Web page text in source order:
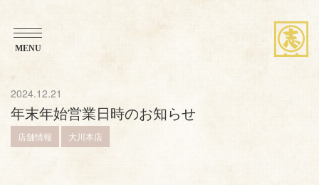
MENU
ブランドストーリー
想い・こだわり
2024.12.21
年末年始営業日時のお知らせ
店舗情報 大川本店